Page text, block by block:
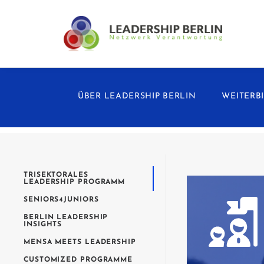
ÜBER LEADERSHIP BERLIN
TRISEKTORALES
LEADERSHIP PROGRAMM
SENIORS4JUNIORS
BERLIN LEADERSHIP
INSIGHTS
MENSA MEETS LEADERSHIP
CUSTOMIZED PROGRAMME